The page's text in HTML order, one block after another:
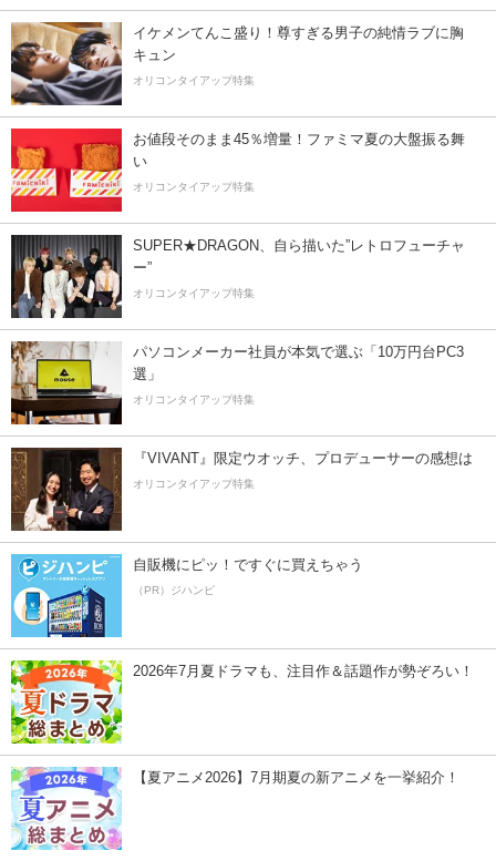
イケメンてんこ盛り！尊すぎる男子の純情ラブに胸
キュン
オリコンタイアップ特集
お値段そのまま45％増量！ファミマ夏の大盤振る舞
い
オリコンタイアップ特集
SUPER★DRAGON、自ら描いた”レトロフューチャ
ー”
オリコンタイアップ特集
パソコンメーカー社員が本気で選ぶ「10万円台PC3
選」
オリコンタイアップ特集
『VIVANT』限定ウオッチ、プロデューサーの感想は
オリコンタイアップ特集
自販機にピッ！ですぐに買えちゃう
（PR）ジハンピ
2026年7月夏ドラマも、注目作＆話題作が勢ぞろい！
【夏アニメ2026】7月期夏の新アニメを一挙紹介！